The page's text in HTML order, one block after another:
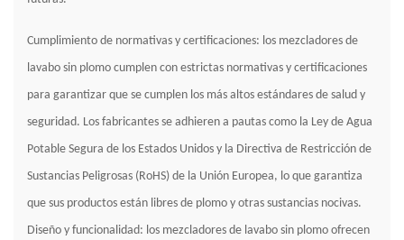
Cumplimiento de normativas y certificaciones: los mezcladores de
lavabo sin plomo cumplen con estrictas normativas y certificaciones
para garantizar que se cumplen los más altos estándares de salud y
seguridad. Los fabricantes se adhieren a pautas como la Ley de Agua
Potable Segura de los Estados Unidos y la Directiva de Restricción de
Sustancias Peligrosas (RoHS) de la Unión Europea, lo que garantiza
que sus productos están libres de plomo y otras sustancias nocivas.
Diseño y funcionalidad: los mezcladores de lavabo sin plomo ofrecen